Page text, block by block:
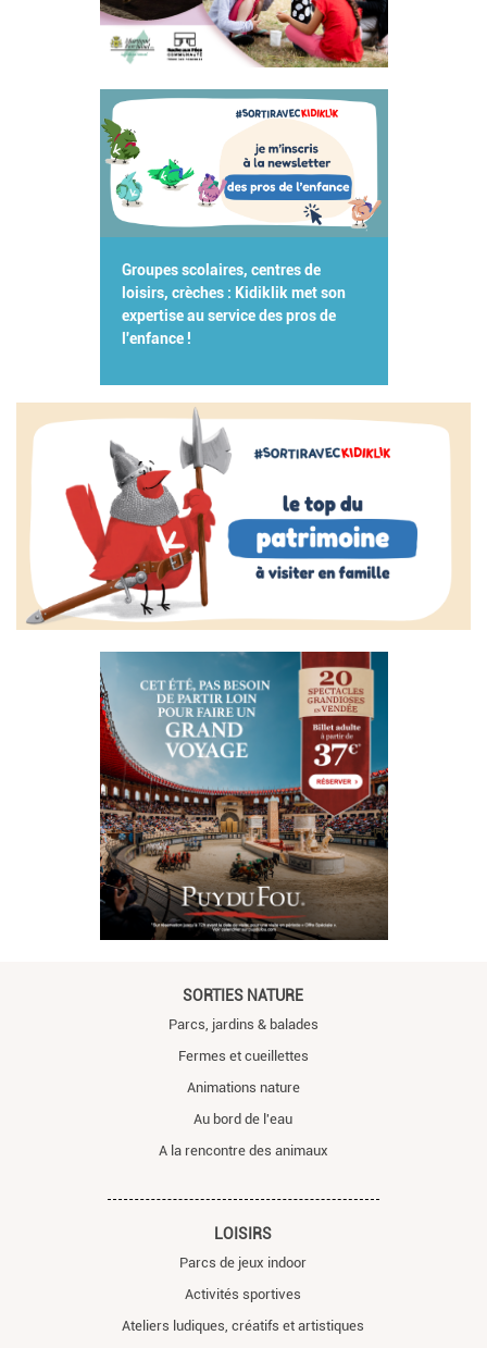
Groupes scolaires, centres de
loisirs, crèches : Kidiklik met son
expertise au service des pros de
l'enfance !
SORTIES NATURE
Parcs, jardins & balades
Fermes et cueillettes
Animations nature
Au bord de l'eau
A la rencontre des animaux
LOISIRS
Parcs de jeux indoor
Activités sportives
Ateliers ludiques, créatifs et artistiques